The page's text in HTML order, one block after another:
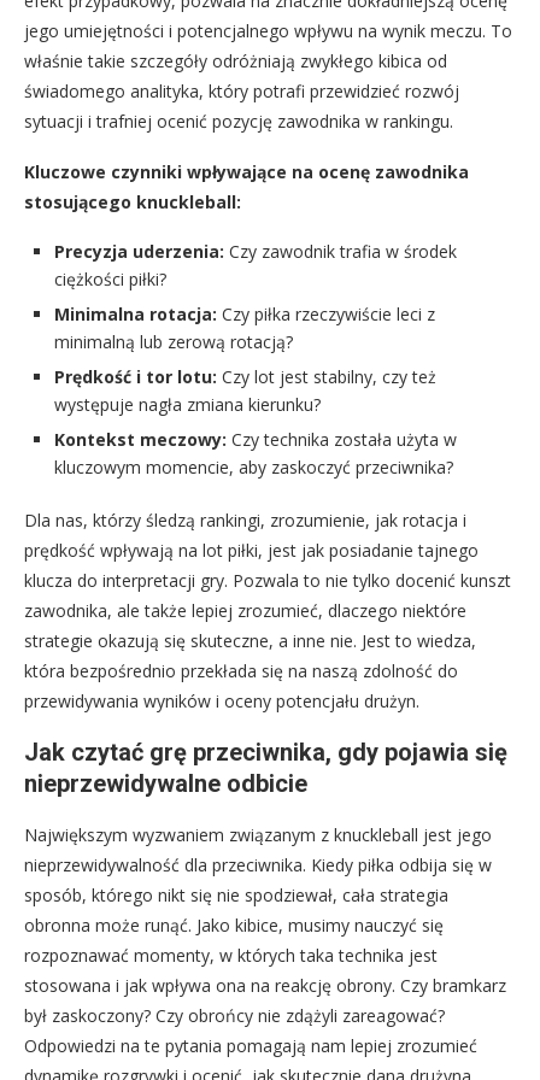
jego umiejętności i potencjalnego wpływu na wynik meczu. To
właśnie takie szczegóły odróżniają zwykłego kibica od
świadomego analityka, który potrafi przewidzieć rozwój
sytuacji i trafniej ocenić pozycję zawodnika w rankingu.
Kluczowe czynniki wpływające na ocenę zawodnika
stosującego knuckleball:
Precyzja uderzenia: Czy zawodnik trafia w środek
ciężkości piłki?
Minimalna rotacja: Czy piłka rzeczywiście leci z
minimalną lub zerową rotacją?
Prędkość i tor lotu: Czy lot jest stabilny, czy też
występuje nagła zmiana kierunku?
Kontekst meczowy: Czy technika została użyta w
kluczowym momencie, aby zaskoczyć przeciwnika?
Dla nas, którzy śledzą rankingi, zrozumienie, jak rotacja i
prędkość wpływają na lot piłki, jest jak posiadanie tajnego
klucza do interpretacji gry. Pozwala to nie tylko docenić kunszt
zawodnika, ale także lepiej zrozumieć, dlaczego niektóre
strategie okazują się skuteczne, a inne nie. Jest to wiedza,
która bezpośrednio przekłada się na naszą zdolność do
przewidywania wyników i oceny potencjału drużyn.
Jak czytać grę przeciwnika, gdy pojawia się
nieprzewidywalne odbicie
Największym wyzwaniem związanym z knuckleball jest jego
nieprzewidywalność dla przeciwnika. Kiedy piłka odbija się w
sposób, którego nikt się nie spodziewał, cała strategia
obronna może runąć. Jako kibice, musimy nauczyć się
rozpoznawać momenty, w których taka technika jest
stosowana i jak wpływa ona na reakcję obrony. Czy bramkarz
był zaskoczony? Czy obrońcy nie zdążyli zareagować?
Odpowiedzi na te pytania pomagają nam lepiej zrozumieć